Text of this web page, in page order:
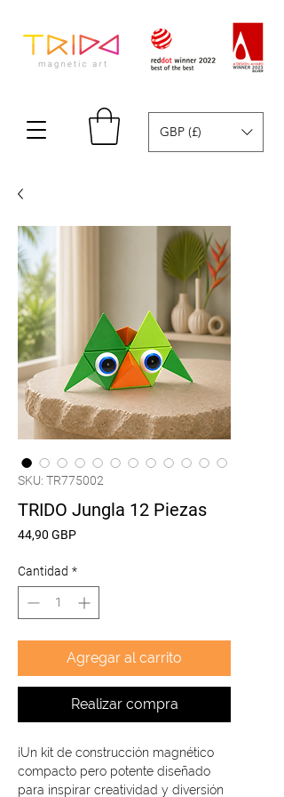
GBP (£)
SKU: TR775002
TRIDO Jungla 12 Piezas
44,90 GBPPrecio
Cantidad *
Agregar al carrito
Realizar compra
¡Un kit de construcción magnético
compacto pero potente diseñado
para inspirar creatividad y diversión